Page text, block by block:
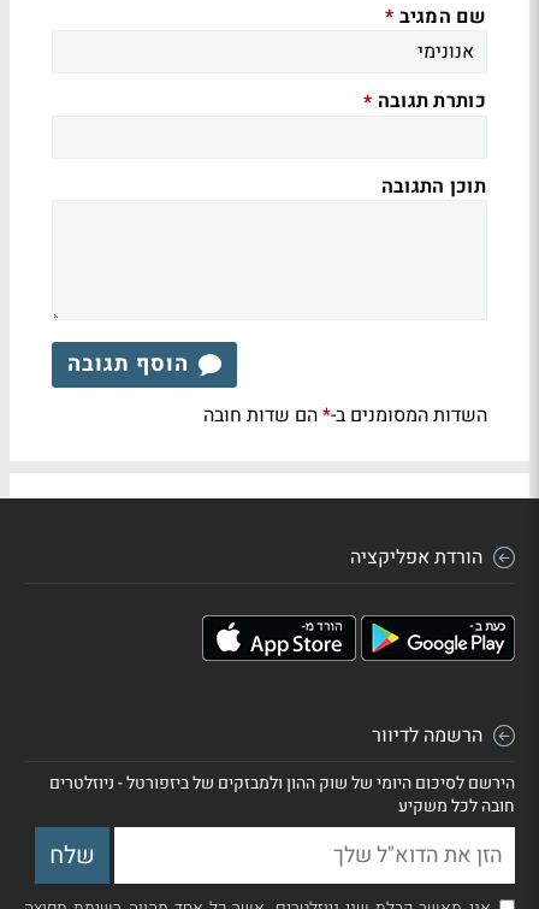
שם המגיב *
כותרת תגובה *
תוכן התגובה
הוסף תגובה
השדות המסומנים ב-*הם שדות חובה
הורדת אפליקציה
הרשמה לדיוור
הירשם לסיכום היומי של שוק ההון ולמבזקים של ביזפורטל - ניוזלטרים
חובה לכל משקיע